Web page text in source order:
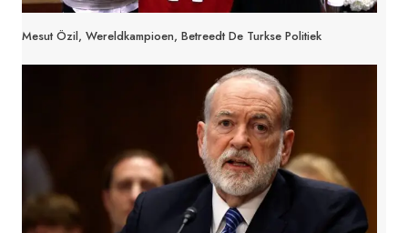
Mesut Özil, Wereldkampioen, Betreedt De Turkse Politiek